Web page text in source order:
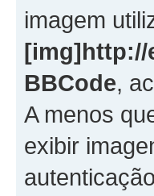
imagem
[img]http://
BBCode,
A menos
exibir